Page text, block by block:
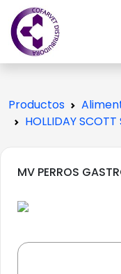
Productos
HOLLIDAY SCOTT
MV PERROS